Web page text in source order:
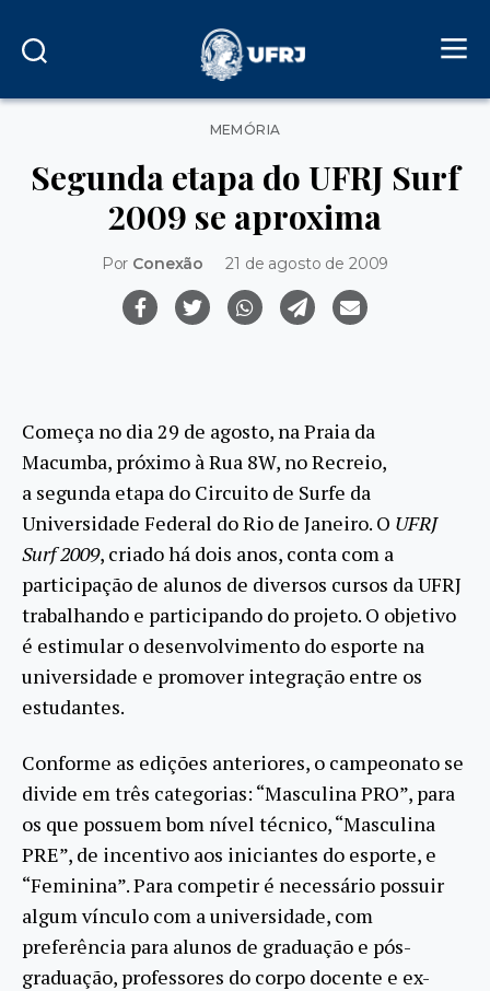
Categorias
MEMÓRIA
Segunda etapa do UFRJ Surf
2009 se aproxima
Por Conexão 21 de agosto de 2009
Começa no dia 29 de agosto, na Praia da
Macumba, próximo à Rua 8W, no Recreio,
a segunda etapa do Circuito de Surfe da
Universidade Federal do Rio de Janeiro. O UFRJ
Surf 2009, criado há dois anos, conta com a
participação de alunos de diversos cursos da UFRJ
trabalhando e participando do projeto. O objetivo
é estimular o desenvolvimento do esporte na
universidade e promover integração entre os
estudantes.
Conforme as edições anteriores, o campeonato se
divide em três categorias: “Masculina PRO”, para
os que possuem bom nível técnico, “Masculina
PRE”, de incentivo aos iniciantes do esporte, e
“Feminina”. Para competir é necessário possuir
algum vínculo com a universidade, com
preferência para alunos de graduação e pós-
graduação, professores do corpo docente e ex-